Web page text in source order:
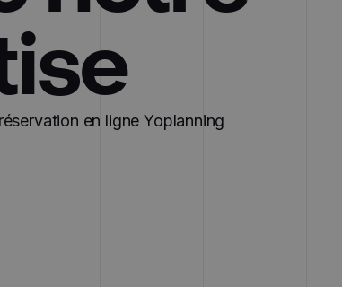
en ligne Yoplanning